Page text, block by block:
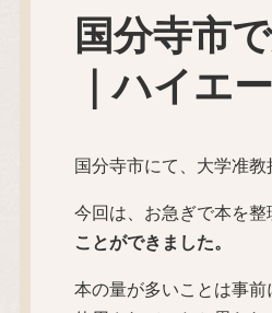
国分寺市
｜ハイエ
国分寺市にて、大学准
今回は、お急ぎで本を整
ことができました。
本の量が多いことは事